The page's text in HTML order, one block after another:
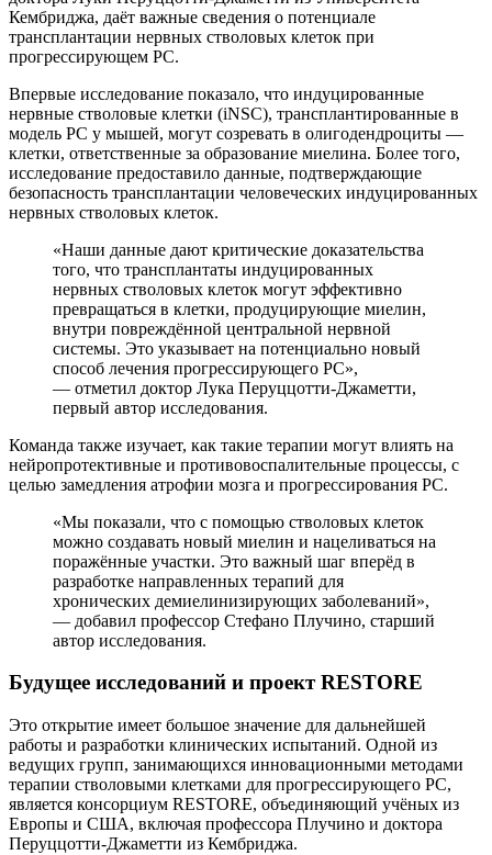
Кембриджа, даёт важные сведения о потенциале
трансплантации нервных стволовых клеток при
прогрессирующем РС.
Впервые исследование показало, что индуцированные
нервные стволовые клетки (iNSC), трансплантированные в
модель РС у мышей, могут созревать в олигодендроциты —
клетки, ответственные за образование миелина. Более того,
исследование предоставило данные, подтверждающие
безопасность трансплантации человеческих индуцированных
нервных стволовых клеток.
«Наши данные дают критические доказательства
того, что трансплантаты индуцированных
нервных стволовых клеток могут эффективно
превращаться в клетки, продуцирующие миелин,
внутри повреждённой центральной нервной
системы. Это указывает на потенциально новый
способ лечения прогрессирующего РС»,
— отметил доктор Лука Перуццотти-Джаметти,
первый автор исследования.
Команда также изучает, как такие терапии могут влиять на
нейропротективные и противовоспалительные процессы, с
целью замедления атрофии мозга и прогрессирования РС.
«Мы показали, что с помощью стволовых клеток
можно создавать новый миелин и нацеливаться на
поражённые участки. Это важный шаг вперёд в
разработке направленных терапий для
хронических демиелинизирующих заболеваний»,
— добавил профессор Стефано Плучино, старший
автор исследования.
Будущее исследований и проект RESTORE
Это открытие имеет большое значение для дальнейшей
работы и разработки клинических испытаний. Одной из
ведущих групп, занимающихся инновационными методами
терапии стволовыми клетками для прогрессирующего РС,
является консорциум RESTORE, объединяющий учёных из
Европы и США, включая профессора Плучино и доктора
Перуццотти-Джаметти из Кембриджа.